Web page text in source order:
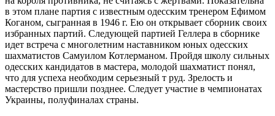
в этом плане партия с известным одесским тренером Ефимом
Коганом, сыгранная в 1946 г. Ею он открывает сборник своих
избранных партий. Следующей партией Геллера в сборнике
идет встреча с многолетним наставником юных одесских
шахматистов Самуилом Котлерманом. Пройдя школу сильных
одесских кандидатов в мастера, молодой шахматист понял,
что для успеха необходим серьезный т руд. Зрелость и
мастерство пришли позднее. Следует участие в чемпионатах
Украины, полуфиналах страны.